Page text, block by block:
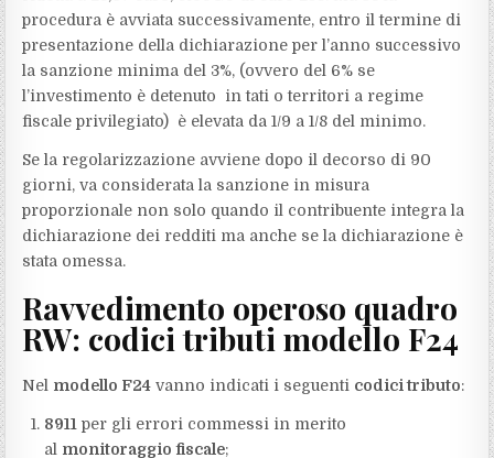
procedura è avviata successivamente, entro il termine di
presentazione della dichiarazione per l’anno successivo
la sanzione minima del 3%, (ovvero del 6% se
l’investimento è detenuto in tati o territori a regime
fiscale privilegiato) è elevata da 1/9 a 1/8 del minimo.
Se la regolarizzazione avviene dopo il decorso di 90
giorni, va considerata la sanzione in misura
proporzionale non solo quando il contribuente integra la
dichiarazione dei redditi ma anche se la dichiarazione è
stata omessa.
Ravvedimento operoso quadro
RW: codici tributi modello F24
Nel modello F24 vanno indicati i seguenti codici tributo:
8911 per gli errori commessi in merito
al monitoraggio fiscale;